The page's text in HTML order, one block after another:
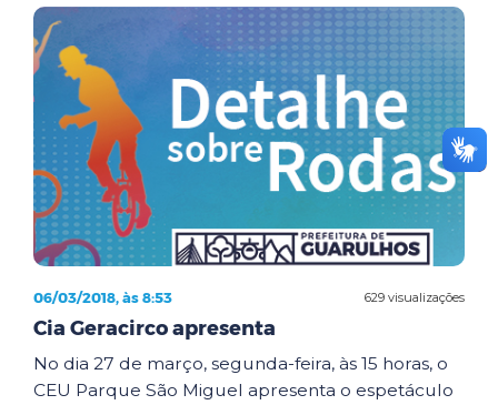
629 visualizações
06/03/2018, às 8:53
Cia Geracirco apresenta
No dia 27 de março, segunda-feira, às 15 horas, o
CEU Parque São Miguel apresenta o espetáculo